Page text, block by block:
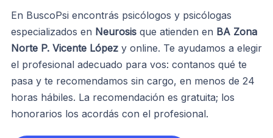
En BuscoPsi encontrás psicólogos y psicólogas
especializados en Neurosis que atienden en BA Zona
Norte P. Vicente López y online. Te ayudamos a elegir
el profesional adecuado para vos: contanos qué te
pasa y te recomendamos sin cargo, en menos de 24
horas hábiles. La recomendación es gratuita; los
honorarios los acordás con el profesional.